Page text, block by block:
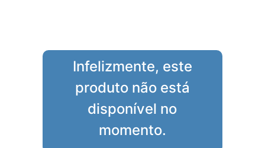
Infelizmente, este
produto não está
disponível no
momento.